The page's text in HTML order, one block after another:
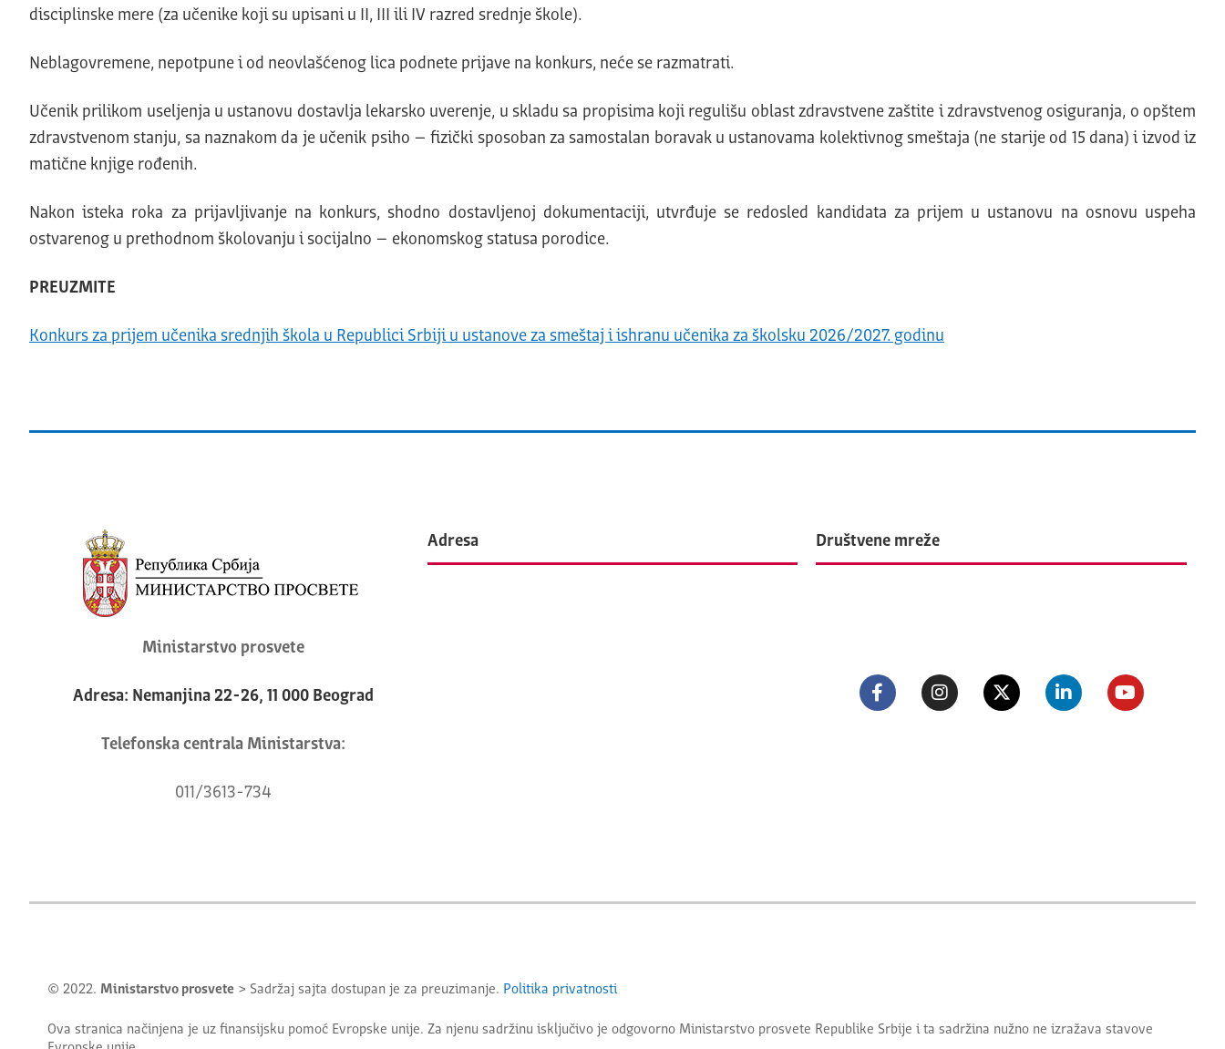
disciplinske mere (za učenike koji su upisani u II, III ili IV razred srednje škole).
Neblagovremene, nepotpune i od neovlašćenog lica podnete prijave na konkurs, neće se razmatrati.
Učenik prilikom useljenja u ustanovu dostavlja lekarsko uverenje, u skladu sa propisima koji regulišu oblast zdravstvene zaštite i zdravstvenog osiguranja, o opštem
zdravstvenom stanju, sa naznakom da je učenik psiho – fizički sposoban za samostalan boravak u ustanovama kolektivnog smeštaja (ne starije od 15 dana) i izvod iz
matične knjige rođenih.
Nakon isteka roka za prijavljivanje na konkurs, shodno dostavljenoj dokumentaciji, utvrđuje se redosled kandidata za prijem u ustanovu na osnovu uspeha
ostvarenog u prethodnom školovanju i socijalno – ekonomskog statusa porodice.
PREUZMITE
Konkurs za prijem učenika srednjih škola u Republici Srbiji u ustanove za smeštaj i ishranu učenika za školsku 2026/2027. godinu
Ministarstvo prosvete
Adresa: Nemanjina 22-26, 11 000 Beograd
Telefonska centrala Ministarstva:
011/3613-734
Adresa Društvene mreže
© 2022. Ministarstvo prosvete > Sadržaj sajta dostupan je za preuzimanje. Politika privatnosti
Ova stranica načinjena je uz finansijsku pomoć Evropske unije. Za njenu sadržinu isključivo je odgovorno Ministarstvo prosvete Republike Srbije i ta sadržina nužno ne izražava stavove